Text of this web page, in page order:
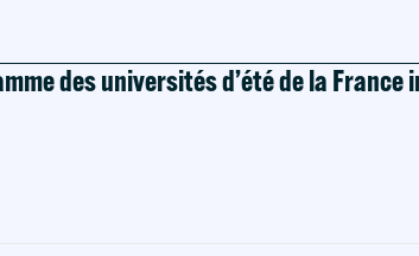
des universités d’été de la France